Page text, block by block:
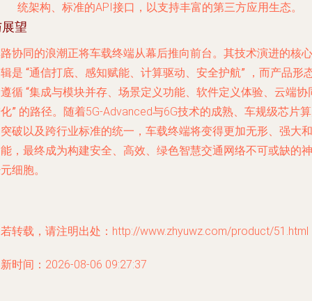
统架构、标准的API接口，以支持丰富的第三方应用生态。
望
协同的浪潮正将车载终端从幕后推向前台。其技术演进的核心
是 “通信打底、感知赋能、计算驱动、安全护航” ，而产品形
循 “集成与模块并存、场景定义功能、软件定义体验、云端协
” 的路径。随着5G-Advanced与6G技术的成熟、车规级芯片
破以及跨行业标准的统一，车载终端将变得更加无形、强大和
，最终成为构建安全、高效、绿色智慧交通网络不可或缺的神
细胞。
转载，请注明出处：http://www.zhyuwz.com/product/51.html
时间：2026-08-06 09:27:37